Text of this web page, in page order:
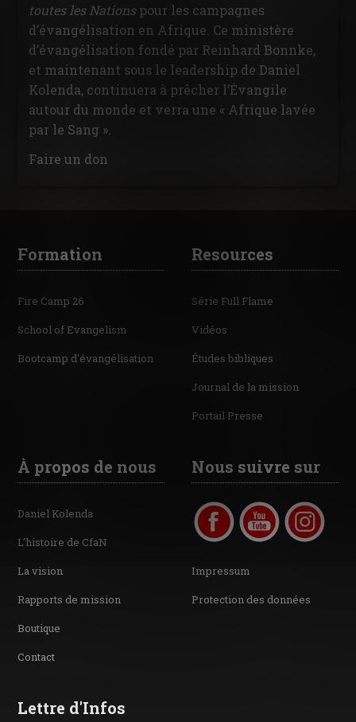
toutes les Nationspour les campagnes
d’évangélisation en Afrique. Ce ministère
d’évangélisation fondé par Reinhard Bonnke,
et maintenant sous le leadership de Daniel
Kolenda, continuera à prêcher l’Évangile
autour du monde et verra une « Afrique lavée
par le Sang ».
Faire un don
Formation
Fire Camp 26
School of Evangelism
Bootcamp d'évangélisation
Resources
Série Full Flame
Vidéos
Études bibliques
Journal de la mission
Portail Presse
À propos de nous
Daniel Kolenda
L'histoire de CfaN
La vision
Rapports de mission
Boutique
Contact
Nous suivre sur
Impressum
Protection des données
Lettre d'Infos